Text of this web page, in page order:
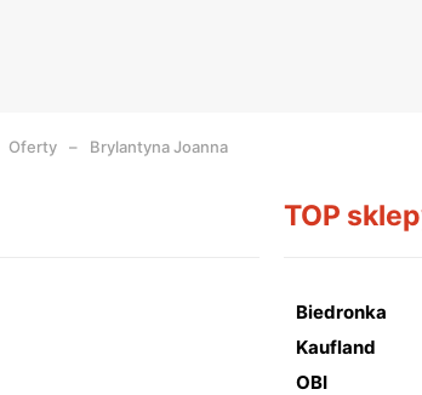
Oferty Brylantyna Joanna
TOP
Biedronka
Kaufland
OBI